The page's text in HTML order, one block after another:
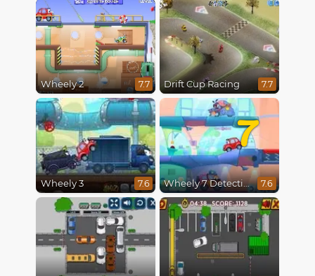
Wheely 2 7.7 Drift Cup Racing 7.7
Wheely 3 7.6
7
Wheely 7 Detective 7.6